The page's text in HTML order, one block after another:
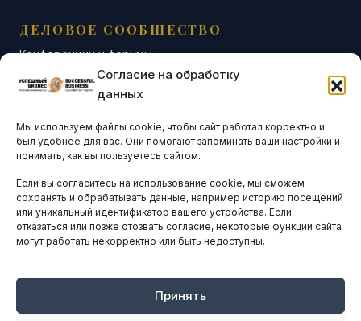
Согласие на обработку
данных
Мы используем файлы cookie, чтобы сайт работал корректно и
был удобнее для вас. Они помогают запоминать ваши настройки и
понимать, как вы пользуетесь сайтом.
Если вы согласитесь на использование cookie, мы сможем
сохранять и обрабатывать данные, например историю посещений
или уникальный идентификатор вашего устройства. Если
отказаться или позже отозвать согласие, некоторые функции сайта
могут работать некорректно или быть недоступны.
Принять
ДЕЛОВОЕ СООБЩЕСТВО
Конференции и форумы
Бизнес-клубы и ассоциации
Остальные новости
АНАЛИТИКА И СТАТИСТИКА
ARTICLES IN ENGLISH
НАВИГАЦИЯ
Оплата онлайн